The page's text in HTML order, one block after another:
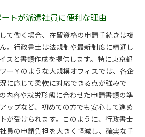
トが派遣社員に便利な理由
て働く場合、在留資格の申請手続きは複
。行政書士は法規制や最新制度に精通し
スと書類作成を提供します。特に東京都
ーＹのような大規模オフィスでは、各企
に応じて柔軟に対応できる点が強みで
内容や就労形態に合わせた申請書類の準
ップなど、初めての方でも安心して進め
が受けられます。このように、行政書士
員の申請負担を大きく軽減し、確実な手